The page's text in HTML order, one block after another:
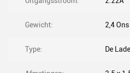
Gewicht: 2,4 Ons
Type: De